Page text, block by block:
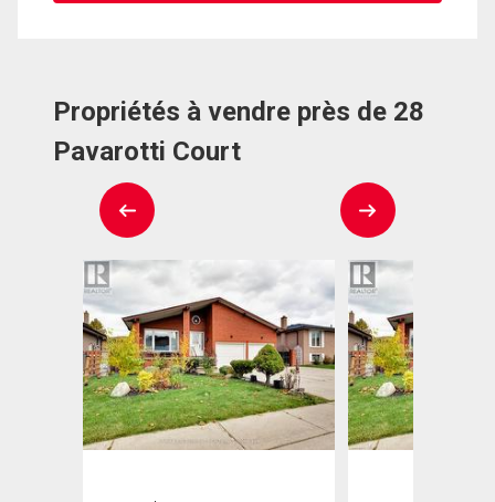
Propriétés à vendre près de 28
Pavarotti Court